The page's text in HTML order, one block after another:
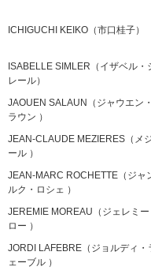
ICHIGUCHI KEIKO（市口桂子）
ISABELLE SIMLER（イザベル・
レール）
JAOUEN SALAUN（ジャウエン
ラウン ）
JEAN-CLAUDE MEZIERES（メ
ール ）
JEAN-MARC ROCHETTE（ジャ
ルク・ロシェ ）
JEREMIE MOREAU（ジェレミー
ロー ）
JORDI LAFEBRE（ジョルディ・
ェーブル ）